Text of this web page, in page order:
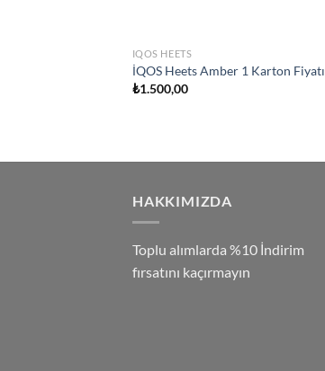
IQOS HEETS
İQOS Heets Amber 1 Karton Fiyatı
₺1.500,00
HAKKIMIZDA
Toplu alımlarda %10 İndirim
fırsatını kaçırmayın